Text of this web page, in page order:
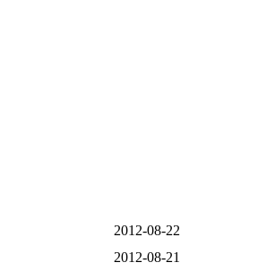
2012-08-22
2012-08-21